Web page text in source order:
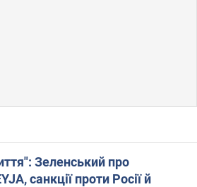
Зеленський про
санкції проти Росії й